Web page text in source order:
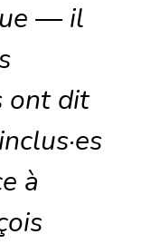
— il
ont dit
à